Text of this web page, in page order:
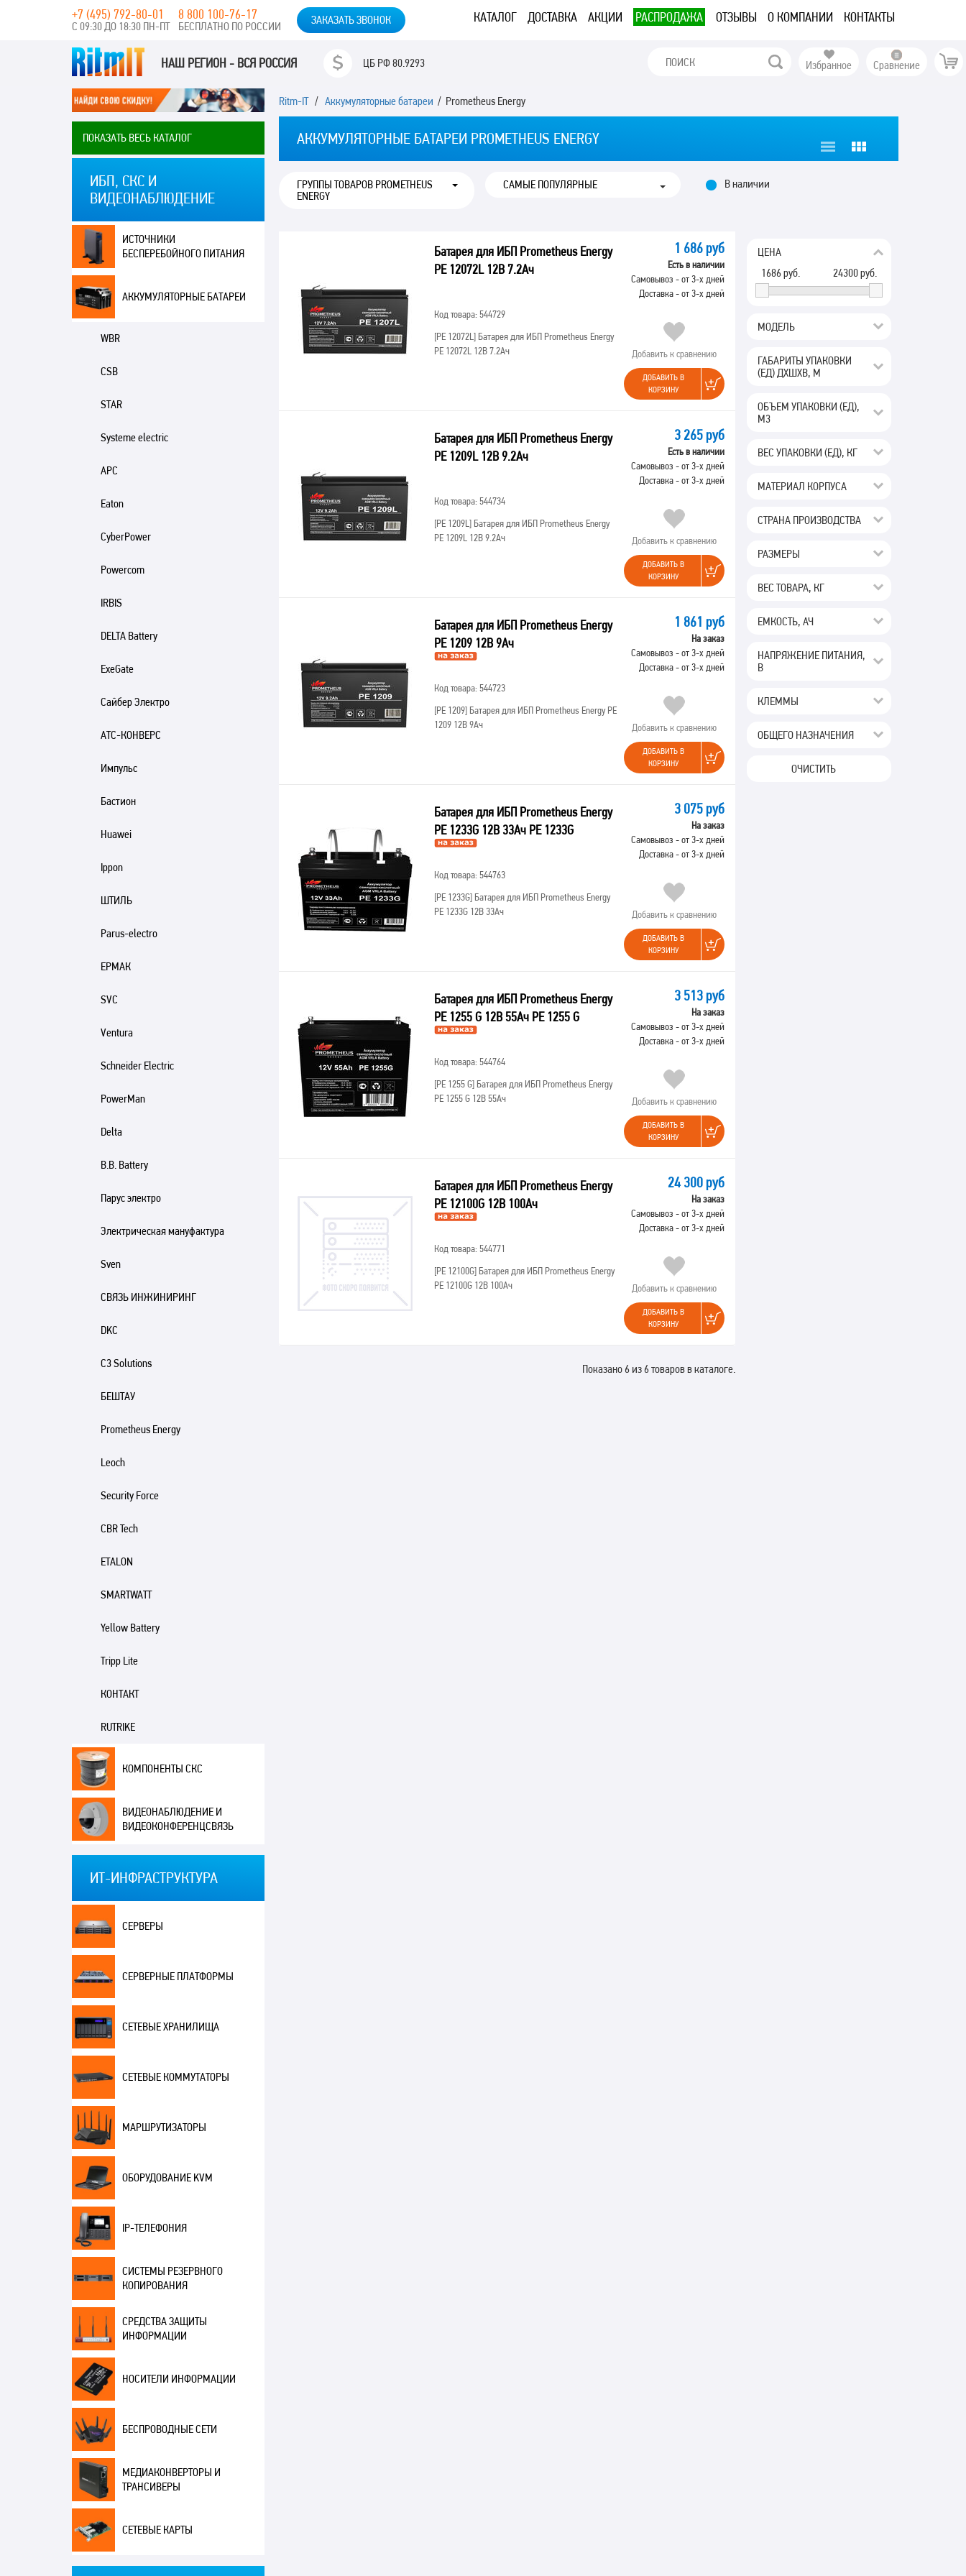
КАТАЛОГ ДОСТАВКА АКЦИИ РАСПРОДАЖА ОТЗЫВЫ О КОМПАНИИ КОНТАКТЫ
+7 (495) 792-80-01
С 09:30 ДО 18:30 ПН-ПТ
8 800 100-76-17
БЕСПЛАТНО ПО РОССИИ ЗАКАЗАТЬ ЗВОНОК
НАШ РЕГИОН - ВСЯ РОССИЯ ЦБ РФ80.9293 Избранное Сравнение
ПОКАЗАТЬ ВЕСЬ КАТАЛОГ
ИБП, СКС И
ВИДЕОНАБЛЮДЕНИЕ
ИСТОЧНИКИ
БЕСПЕРЕБОЙНОГО ПИТАНИЯ
АККУМУЛЯТОРНЫЕ БАТАРЕИ
WBR
CSB
STAR
Systeme electric
APC
Eaton
CyberPower
Powercom
IRBIS
DELTA Battery
ExeGate
Сайбер Электро
АТС-КОНВЕРС
Импульс
Бастион
Huawei
Ippon
ШТИЛЬ
Parus-electro
ЕРМАК
SVC
Ventura
Schneider Electric
PowerMan
Delta
B.B. Battery
Парус электро
Электрическая мануфактура
Sven
СВЯЗЬ ИНЖИНИРИНГ
DKC
C3 Solutions
БЕШТАУ
Prometheus Energy
Leoch
Security Force
CBR Tech
ETALON
SMARTWATT
Yellow Battery
Tripp Lite
КОНТАКТ
RUTRIKE
КОМПОНЕНТЫ СКС
ВИДЕОНАБЛЮДЕНИЕ И
ВИДЕОКОНФЕРЕНЦСВЯЗЬ
ИТ-ИНФРАСТРУКТУРА
СЕРВЕРЫ
СЕРВЕРНЫЕ ПЛАТФОРМЫ
СЕТЕВЫЕ ХРАНИЛИЩА
СЕТЕВЫЕ КОММУТАТОРЫ
МАРШРУТИЗАТОРЫ
ОБОРУДОВАНИЕ KVM
IP-ТЕЛЕФОНИЯ
СИСТЕМЫ РЕЗЕРВНОГО
КОПИРОВАНИЯ
СРЕДСТВА ЗАЩИТЫ
ИНФОРМАЦИИ
НОСИТЕЛИ ИНФОРМАЦИИ
БЕСПРОВОДНЫЕ СЕТИ
МЕДИАКОНВЕРТОРЫ И
ТРАНСИВЕРЫ
СЕТЕВЫЕ КАРТЫ
Ritm-IT/ Аккумуляторные батареи / Prometheus Energy
АККУМУЛЯТОРНЫЕ БАТАРЕИ PROMETHEUS ENERGY
ГРУППЫ ТОВАРОВ PROMETHEUS
ENERGY
В наличии
ЦЕНА
24300руб.
1686руб.
МОДЕЛЬ
ГАБАРИТЫ УПАКОВКИ
(ЕД) ДХШХВ, М
ОБЪЕМ УПАКОВКИ (ЕД),
М3
ВЕС УПАКОВКИ (ЕД), КГ
МАТЕРИАЛ КОРПУСА
СТРАНА ПРОИЗВОДСТВА
РАЗМЕРЫ
ВЕС ТОВАРА, КГ
ЕМКОСТЬ, АЧ
НАПРЯЖЕНИЕ ПИТАНИЯ,
В
КЛЕММЫ
ОБЩЕГО НАЗНАЧЕНИЯ
ОЧИСТИТЬ
Батарея для ИБП Prometheus Energy
PE 12072L 12В 7.2Ач
Код товара: 544729
[PE 12072L]Батарея для ИБП Prometheus Energy
PE 12072L 12В 7.2Ач
1 686 руб
Есть в наличии
Самовывоз - от 3-х дней
Доставка - от 3-х дней
Добавить к сравнению
ДОБАВИТЬ В
КОРЗИНУ
Батарея для ИБП Prometheus Energy
PE 1209L 12В 9.2Ач
Код товара: 544734
[PE 1209L]Батарея для ИБП Prometheus Energy
PE 1209L 12В 9.2Ач
3 265 руб
Есть в наличии
Самовывоз - от 3-х дней
Доставка - от 3-х дней
Добавить к сравнению
ДОБАВИТЬ В
КОРЗИНУ
Батарея для ИБП Prometheus Energy
PE 1209 12В 9Ач
Код товара: 544723
[PE 1209]Батарея для ИБП Prometheus Energy PE
1209 12В 9Ач
1 861 руб
На заказ
Самовывоз - от 3-х дней
Доставка - от 3-х дней
Добавить к сравнению
ДОБАВИТЬ В
КОРЗИНУ
Батарея для ИБП Prometheus Energy
PE 1233G 12В 33Ач РЕ 1233G
Код товара: 544763
[РЕ 1233G]Батарея для ИБП Prometheus Energy
PE 1233G 12В 33Ач
3 075 руб
На заказ
Самовывоз - от 3-х дней
Доставка - от 3-х дней
Добавить к сравнению
ДОБАВИТЬ В
КОРЗИНУ
Батарея для ИБП Prometheus Energy
PE 1255 G 12В 55Ач РЕ 1255 G
Код товара: 544764
[РЕ 1255 G]Батарея для ИБП Prometheus Energy
PE 1255 G 12В 55Ач
3 513 руб
На заказ
Самовывоз - от 3-х дней
Доставка - от 3-х дней
Добавить к сравнению
ДОБАВИТЬ В
КОРЗИНУ
Батарея для ИБП Prometheus Energy
PE 12100G 12В 100Ач
Код товара: 544771
[PE 12100G]Батарея для ИБП Prometheus Energy
PE 12100G 12В 100Ач
24 300 руб
На заказ
Самовывоз - от 3-х дней
Доставка - от 3-х дней
Добавить к сравнению
ДОБАВИТЬ В
КОРЗИНУ
Показано 6 из 6 товаров в каталоге.